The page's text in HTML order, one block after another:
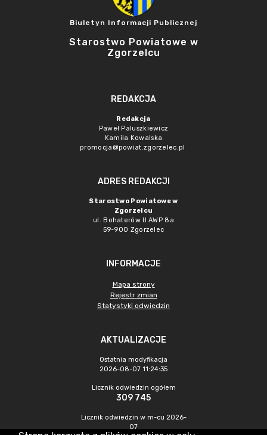
Biuletyn Informacji Publicznej
Starostwo Powiatowe w
Zgorzelcu
REDAKCJA
Redakcja
Paweł Paluszkiewicz
Kamila Kowalska
promocja@powiat.zgorzelec.pl
ADRES REDAKCJI
Starostwo Powiatowe w
Zgorzelcu
ul. Bohaterów II AWP 8a
59-900 Zgorzelec
INFORMACJE
Mapa strony
Rejestr zmian
Statystyki odwiedzin
AKTUALIZACJE
Ostatnia modyfikacja
2026-08-07 11:24:35
Licznik odwiedzin ogółem
309 745
Licznik odwiedzin w m-cu 2026-
07